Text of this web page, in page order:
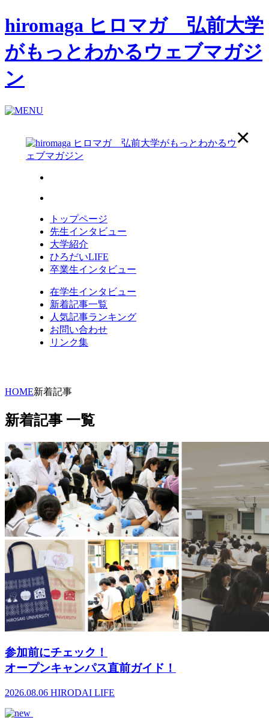
hiromaga ヒロマガ 弘前大学
がもっとわかるウェブマガジ
ン
トップページ
先生インタビュー
大学紹介
ひろだいLIFE
卒業生インタビュー
在学生インタビュー
新着記事一覧
人気記事ランキング
お問い合わせ
リンク集
HOME新着記事
新着記事 一覧
参加前にチェック！
オープンキャンパス直前ガイド！
2026.08.06 HIRODAI LIFE